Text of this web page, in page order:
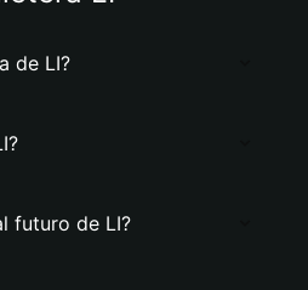
de LI?
futuro de LI?